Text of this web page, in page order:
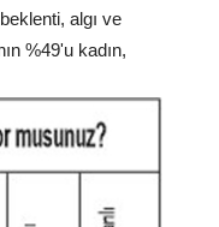
algı ve
%49'u kadın,